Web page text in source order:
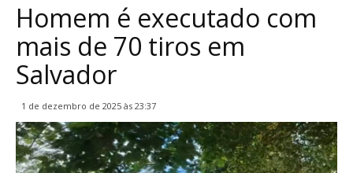
Homem é executado com
mais de 70 tiros em
Salvador
1 de dezembro de 2025 às 23:37